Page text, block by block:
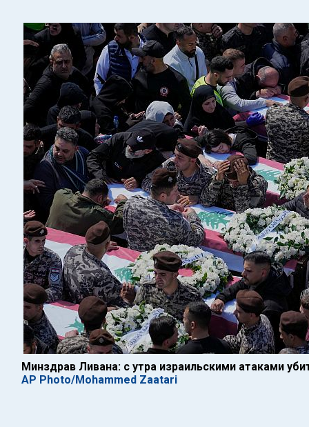
Минздрав Ливана: с утра израильскими атаками
AP Photo/Mohammed Zaatari